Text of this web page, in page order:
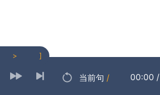
> ]
当前句 / 00:00 /